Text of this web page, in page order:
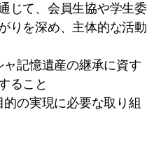
じて、会員生協や学生委
りを深め、主体的な活動
記憶遺産の継承に資す
ること
の実現に必要な取り組